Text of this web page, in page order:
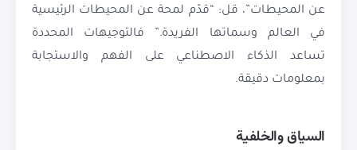
عن المحيطات”، قل: “قدّم لمحة عن المحيطات الرئيسية
في العالم وسماتها الفريدة.” فالتوجيهات المحددة
تساعد الذكاء الاصطناعي على الفهم والاستجابة
بمعلومات دقيقة.
السياق والخلفية